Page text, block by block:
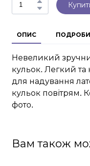
ОПИС
Невеликий
кульок. Легкий
для надування
кульок повітрям.
фото.
Вам також